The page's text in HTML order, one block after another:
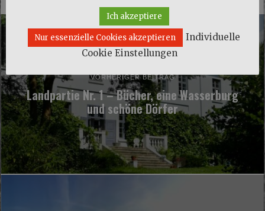
VORHERIGER BEITRAG
Landpartie Nr. 1 – Bücher, eine Wasserburg
und schöne Dörfer
Ich akzeptiere
Nur essenzielle Cookies akzeptieren
Individuelle
Cookie Einstellungen